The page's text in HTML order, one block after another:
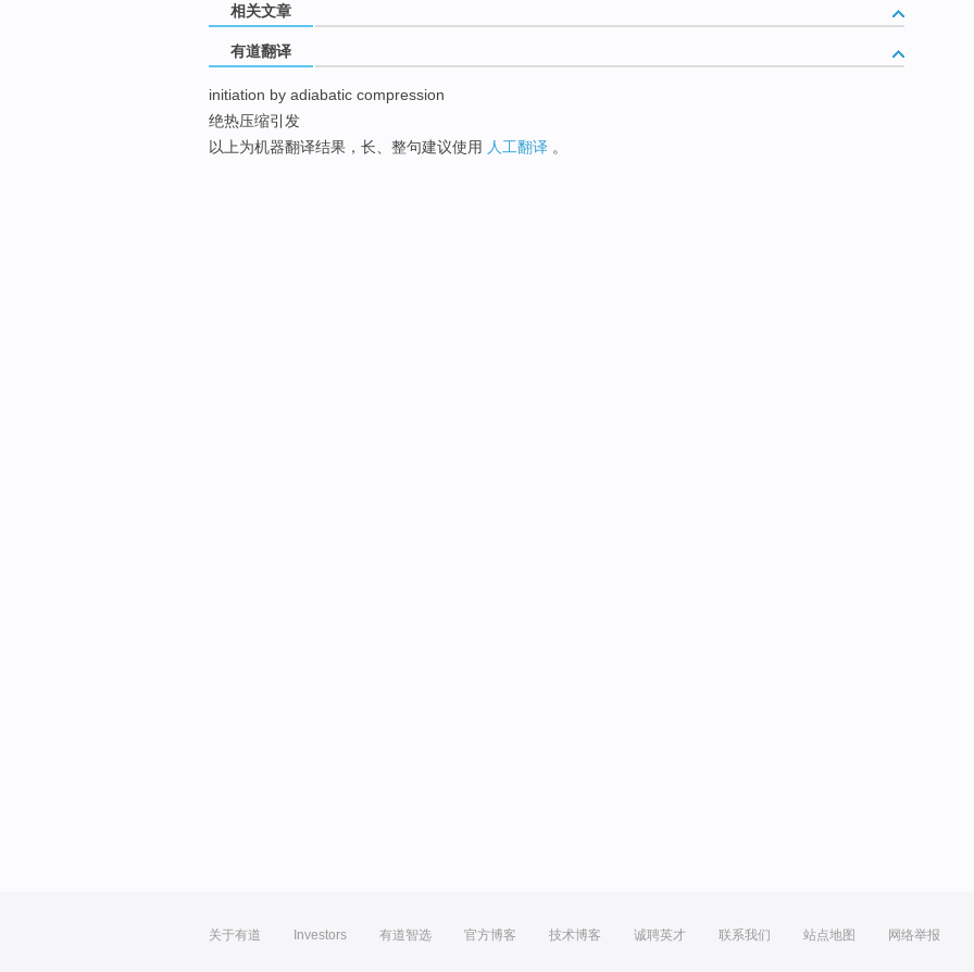
相关文章
有道翻译
initiation by adiabatic compression
绝热压缩引发
以上为机器翻译结果，长、整句建议使用 人工翻译 。
关于有道 Investors 有道智选 官方博客 技术博客 诚聘英才 联系我们 站点地图 网络举报